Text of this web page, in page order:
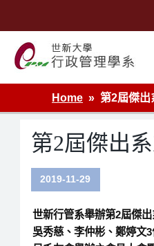
世新大學行政管理學系網站
Home
第2屆傑出
第2屆傑出
2019-11-29
世新行管系舉辦第2屆傑
吳秀慈、李仲彬、鄭婷文